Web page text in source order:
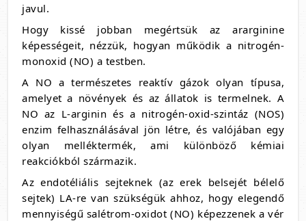
javul.
Hogy kissé jobban megértsük az ararginine
képességeit, nézzük, hogyan működik a nitrogén-
monoxid (NO) a testben.
A NO a természetes reaktív gázok olyan típusa,
amelyet a növények és az állatok is termelnek. A
NO az L-arginin és a nitrogén-oxid-szintáz (NOS)
enzim felhasználásával jön létre, és valójában egy
olyan melléktermék, ami különböző kémiai
reakciókból származik.
Az endotéliális sejteknek (az erek belsejét bélelő
sejtek) LA-re van szükségük ahhoz, hogy elegendő
mennyiségű salétrom-oxidot (NO) képezzenek a vér